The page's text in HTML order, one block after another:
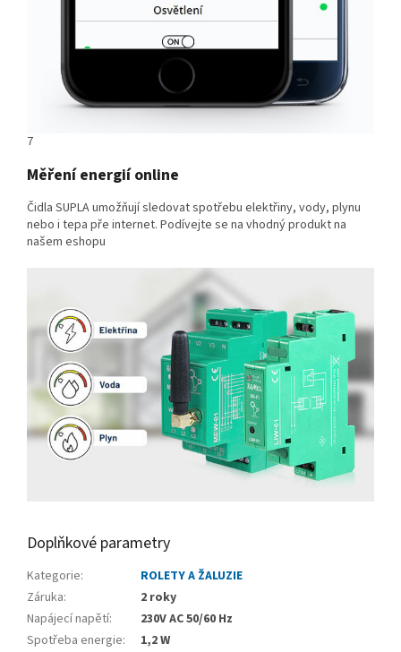
7
Měření energií online
Čidla SUPLA umožňují sledovat spotřebu elektřiny, vody, plynu
nebo i tepa pře internet. Podívejte se na vhodný produkt na
našem eshopu
Doplňkové parametry
Kategorie:
ROLETY A ŽALUZIE
Záruka:
2 roky
Napájecí napětí:
230V AC 50/60 Hz
Spotřeba energie:
1,2 W